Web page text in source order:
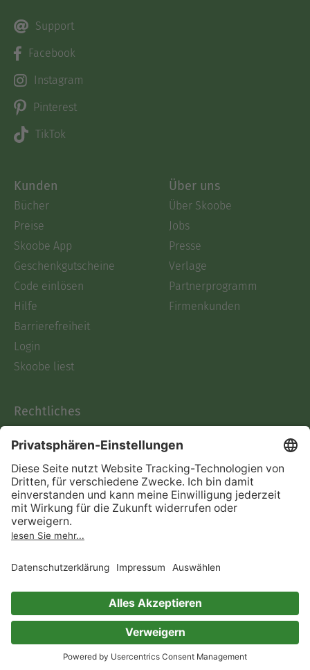
Support
Facebook
Instagram
Pinterest
TikTok
Kunden
Bücher
Preise
Skoobe App
Geschenkgutscheine
Code einlösen
Hilfe
Barrierefreiheit
Login
Skoobe liest
Über uns
Über Skoobe
Jobs
Presse
Verlage
Partnerprogramm
Firmenkunden
Rechtliches
AGB
Informationen nach Data
Act
Verträge hier kündigen
Impressum
Immer ein gutes Buch